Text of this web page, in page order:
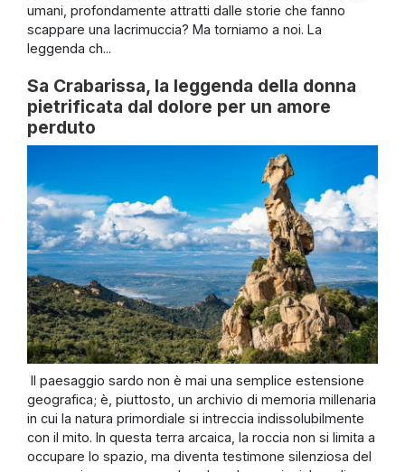
umani, profondamente attratti dalle storie che fanno
scappare una lacrimuccia? Ma torniamo a noi. La
leggenda ch...
Sa Crabarissa, la leggenda della donna
pietrificata dal dolore per un amore
perduto
Il paesaggio sardo non è mai una semplice estensione
geografica; è, piuttosto, un archivio di memoria millenaria
in cui la natura primordiale si intreccia indissolubilmente
con il mito. In questa terra arcaica, la roccia non si limita a
occupare lo spazio, ma diventa testimone silenziosa del